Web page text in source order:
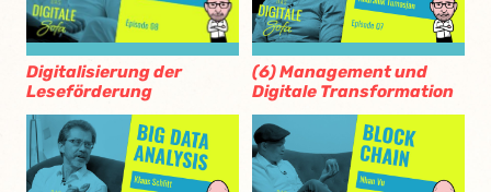
Digitalisierung der
Leseförderung
(6) Management und
Digitale Transformation